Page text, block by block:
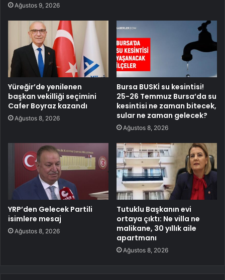
Ağustos 9, 2026
Yüreğir’de yenilenen
başkan vekilliği seçimini
Cafer Boyraz kazandı
Ağustos 8, 2026
Bursa BUSKİ su kesintisi!
25-26 Temmuz Bursa’da su
kesintisi ne zaman bitecek,
sular ne zaman gelecek?
Ağustos 8, 2026
YRP’den Gelecek Partili
isimlere mesaj
Ağustos 8, 2026
Tutuklu Başkanın evi
ortaya çıktı: Ne villa ne
malikane, 30 yıllık aile
apartmanı
Ağustos 8, 2026